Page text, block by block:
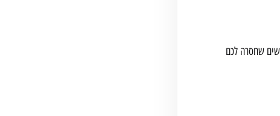
המשקולות. אם אתם מרגישים שחסרה לכם